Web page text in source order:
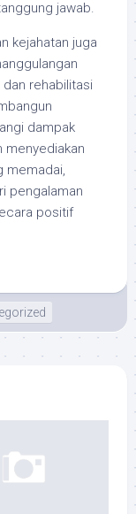
jawab.
kejahatan juga
rehabilitasi
dampak
menyediakan
memadai,
pengalaman
positif